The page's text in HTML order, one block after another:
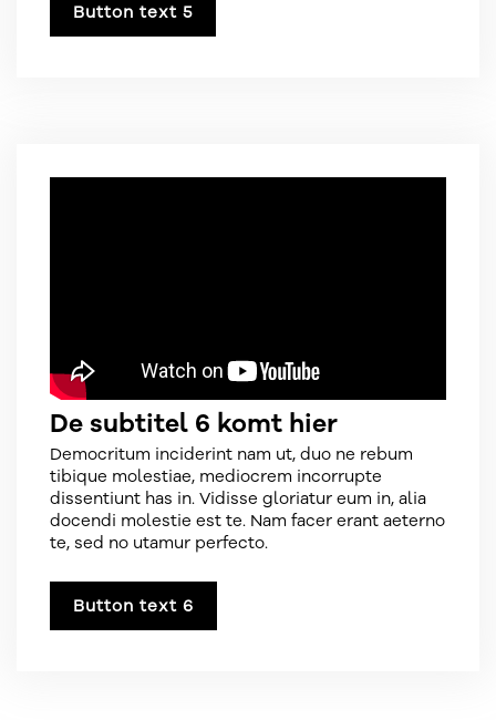
Button text 5
De subtitel 6 komt hier
Democritum inciderint nam ut, duo ne rebum
tibique molestiae, mediocrem incorrupte
dissentiunt has in. Vidisse gloriatur eum in, alia
docendi molestie est te. Nam facer erant aeterno
te, sed no utamur perfecto.
Button text 6